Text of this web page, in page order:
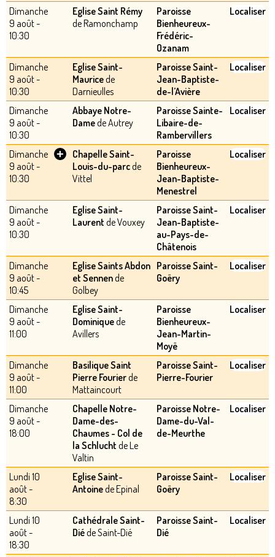
Dimanche
9 août -
10:30
Eglise Saint Rémy
de Ramonchamp
Paroisse
Bienheureux-
Frédéric-
Ozanam
Localiser
Dimanche
9 août -
10:30
Eglise Saint-
Mauricede
Darnieulles
Paroisse Saint-
Jean-Baptiste-
de-l’Avière
Localiser
Dimanche
9 août -
10:30
Abbaye Notre-
Damede Autrey
Paroisse Sainte-
Libaire-de-
Rambervillers
Localiser
Dimanche
9 août -
10:30
+
Chapelle Saint-
Louis-du-parcde
Vittel
Paroisse
Bienheureux-
Jean-Baptiste-
Menestrel
Localiser
Dimanche
9 août -
10:30
Eglise Saint-
Laurent de Vouxey
Paroisse Saint-
Jean-Baptiste-
au-Pays-de-
Châtenois
Localiser
Dimanche
9 août -
10:45
Eglise Saints Abdon
et Sennende
Golbey
Paroisse Saint-
Goëry
Localiser
Dimanche
9 août -
11:00
Eglise Saint-
Dominiquede
Avillers
Paroisse
Bienheureux-
Jean-Martin-
Moyë
Localiser
Dimanche
9 août -
11:00
Basilique Saint
Pierre Fourierde
Mattaincourt
Paroisse Saint-
Pierre-Fourier
Localiser
Dimanche
9 août -
18:00
Chapelle Notre-
Dame-des-
Chaumes - Col de
la Schlucht de Le
Valtin
Paroisse Notre-
Dame-du-Val-
de-Meurthe
Localiser
Lundi 10
août -
8:30
Eglise Saint-
Antoinede Epinal
Paroisse Saint-
Goëry
Localiser
Lundi 10
août -
18:30
Cathédrale Saint-
Diéde Saint-Dié
Paroisse Saint-
Dié
Localiser